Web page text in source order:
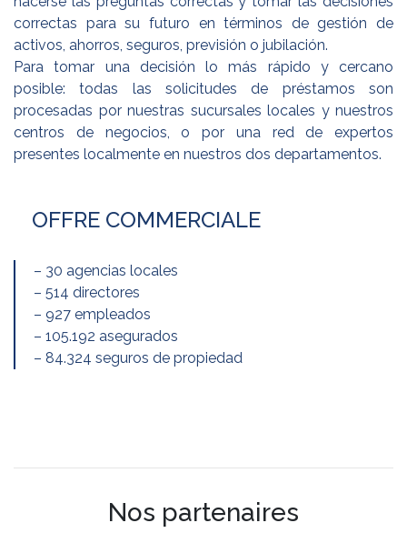
correctas para su futuro en términos de gestión de
activos, ahorros, seguros, previsión o jubilación.
Para tomar una decisión lo más rápido y cercano
posible: todas las solicitudes de préstamos son
procesadas por nuestras sucursales locales y nuestros
centros de negocios, o por una red de expertos
presentes localmente en nuestros dos departamentos.
OFFRE COMMERCIALE
– 30 agencias locales
– 514 directores
– 927 empleados
– 105.192 asegurados
– 84.324 seguros de propiedad
Nos partenaires